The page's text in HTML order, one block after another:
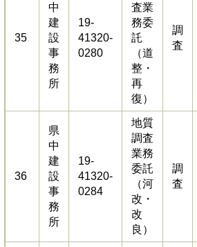
35
中
建
設
事
務
所
19-
41320-
0280
査業
務委
託
（道
整・
再
復）
調
査
36
県
中
建
設
事
務
所
19-
41320-
0284
地質
調査
業務
委託
（河
改・
改
良）
調
査